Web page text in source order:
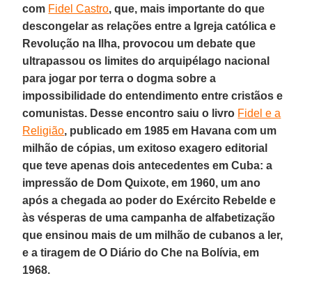
com Fidel Castro, que, mais importante do que
descongelar as relações entre a Igreja católica e
Revolução na Ilha, provocou um debate que
ultrapassou os limites do arquipélago nacional
para jogar por terra o dogma sobre a
impossibilidade do entendimento entre cristãos e
comunistas. Desse encontro saiu o livro Fidel e a
Religião, publicado em 1985 em Havana com um
milhão de cópias, um exitoso exagero editorial
que teve apenas dois antecedentes em Cuba: a
impressão de Dom Quixote, em 1960, um ano
após a chegada ao poder do Exército Rebelde e
às vésperas de uma campanha de alfabetização
que ensinou mais de um milhão de cubanos a ler,
e a tiragem de O Diário do Che na Bolívia, em
1968.